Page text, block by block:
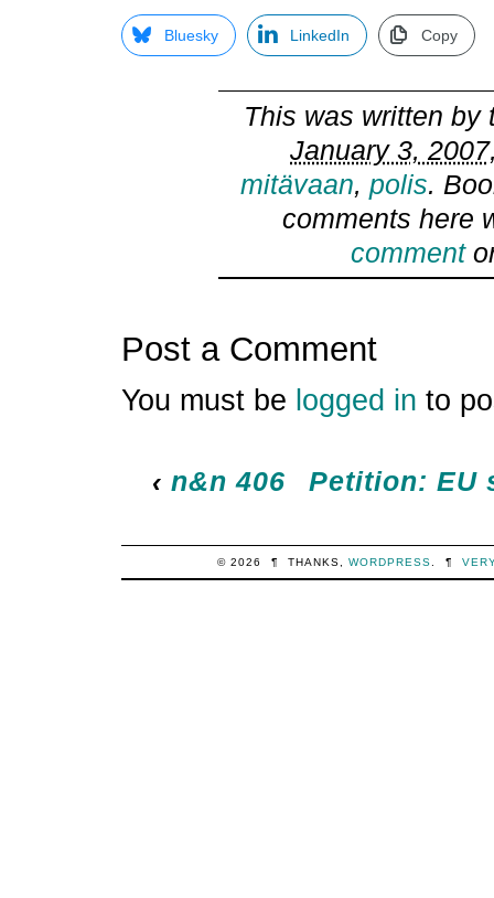
Bluesky LinkedIn Copy
This was written by
January 3,
mitävaan, polis.
comments here
comment
Post a Comment
You must be logged in to
‹n&n 406 Petition: EU
© 2026 ¶ THANKS, WORDPRESS ¶